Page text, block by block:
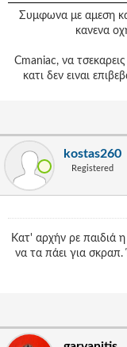
Σύνδεση
Εγγραφή
Συμφωνα με αμεση
κανενα
Cmaniac, να
κατι δεν ειναι
kostas260
Registered
Κατ' αρχήν ρε παιδιά
να τα πάει για σκραπ.